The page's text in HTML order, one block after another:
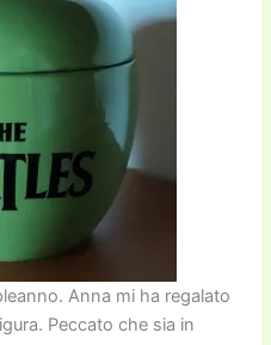
Anna mi ha regalato
Peccato che sia in